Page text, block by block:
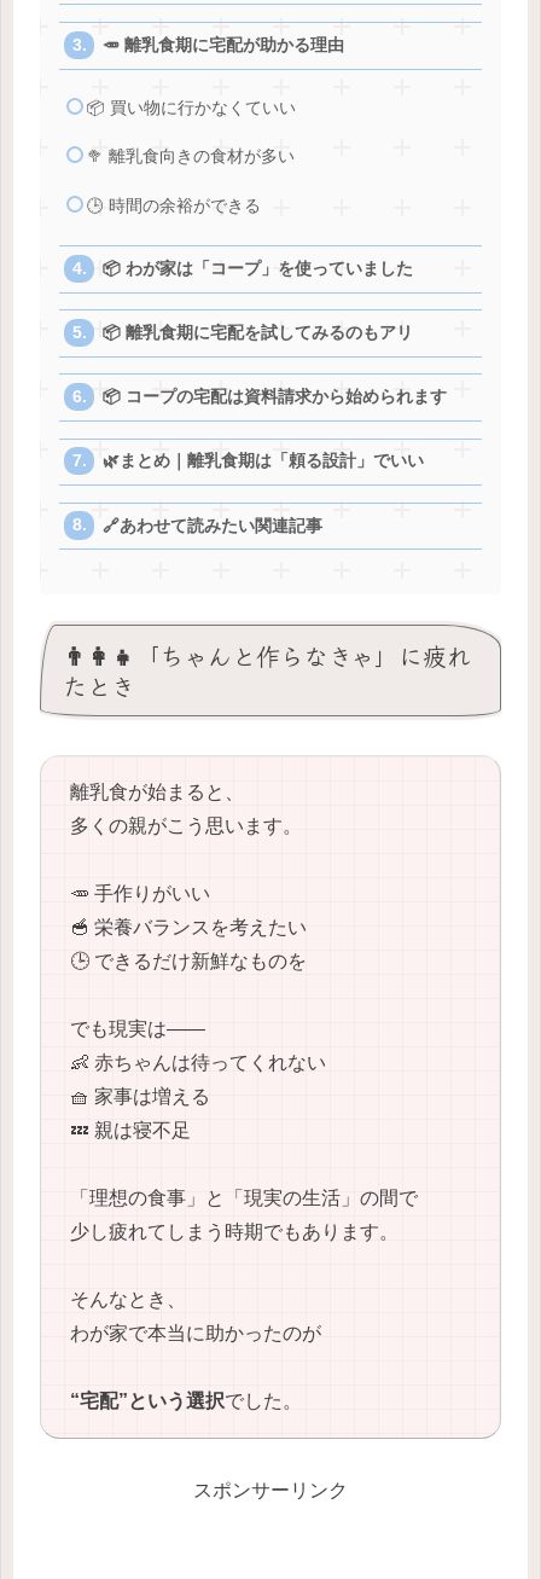
🥕 離乳食期に宅配が助かる理由
📦 買い物に行かなくていい
🥦 離乳食向きの食材が多い
🕒 時間の余裕ができる
📦 わが家は「コープ」を使っていました
📦 離乳食期に宅配を試してみるのもアリ
📦 コープの宅配は資料請求から始められます
🌿まとめ｜離乳食期は「頼る設計」でいい
🔗あわせて読みたい関連記事
👨‍👩‍👧「ちゃんと作らなきゃ」に疲れ
たとき
離乳食が始まると、
多くの親がこう思います。
🥕 手作りがいい
🥣 栄養バランスを考えたい
🕒 できるだけ新鮮なものを
でも現実は――
👶 赤ちゃんは待ってくれない
🧺 家事は増える
💤 親は寝不足
「理想の食事」と「現実の生活」の間で
少し疲れてしまう時期でもあります。
そんなとき、
わが家で本当に助かったのが
“宅配”という選択でした。
スポンサーリンク